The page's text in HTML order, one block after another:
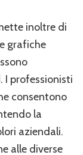
inoltre di
grafiche
I professionisti
consentono
la
aziendali.
alle diverse